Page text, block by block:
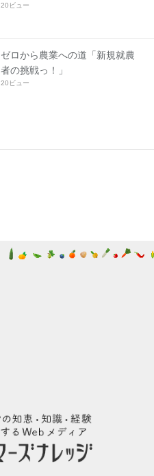
20ビュー
ゼロから農業への道「新規就農
者の挑戦っ！」
20ビュー